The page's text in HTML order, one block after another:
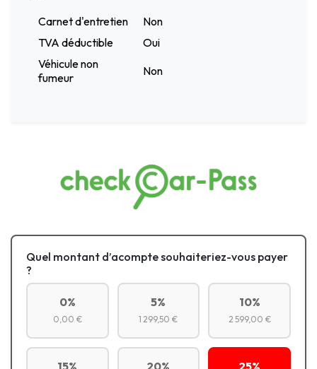
Carnet d'entretien
Non
TVA déductible
Oui
Véhicule non
fumeur
Non
Quel montant d’acompte souhaiteriez-vous payer
?
0%
0,00 €
5%
1 299,50 €
10%
2 599,00 €
15% 20% 25%